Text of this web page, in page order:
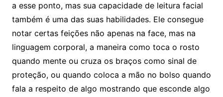
a esse ponto, mas sua capacidade de leitura facial
também é uma das suas habilidades. Ele consegue
notar certas feições não apenas na face, mas na
linguagem corporal, a maneira como toca o rosto
quando mente ou cruza os braços como sinal de
proteção, ou quando coloca a mão no bolso quando
fala a respeito de algo mostrando que esconde algo